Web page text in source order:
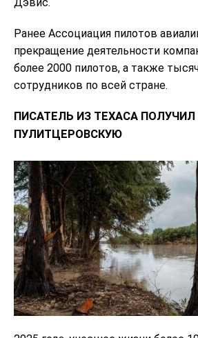
Ранее Ассоциация пилотов
прекращение деятельности
более 2000 пилотов, а также
сотрудников по всей стране.
ПИСАТЕЛЬ ИЗ ТЕХАСА ПОЛУЧИЛ
ПУЛИТЦЕРОВСКУЮ